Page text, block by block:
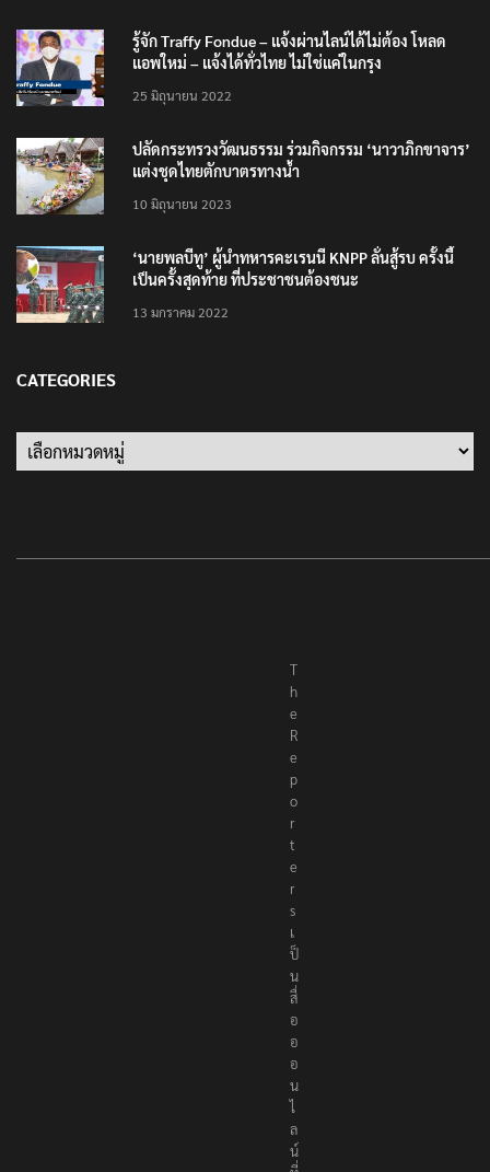
รู้จัก Traffy Fondue – แจ้งผ่านไลน์ได้ไม่ต้อง โหลด
แอพใหม่ – แจ้งได้ทั่วไทย ไม่ใช่แค่ในกรุง
25 มิถุนายน 2022
ปลัดกระทรวงวัฒนธรรม ร่วมกิจกรรม ‘นาวาภิกขาจาร’
แต่งชุดไทยตักบาตรทางน้ำ
10 มิถุนายน 2023
‘นายพลบีทู’ ผู้นำทหารคะเรนนี KNPP ลั่นสู้รบ ครั้งนี้
เป็นครั้งสุดท้าย ที่ประชาชนต้องชนะ
13 มกราคม 2022
CATEGORIES
Categories
T
h
e
R
e
p
o
r
t
e
r
s
เ
ป็
น
สื่
อ
อ
อ
น
ไ
ล
น์